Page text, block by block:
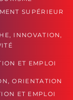
SUPÉRIEUR
INNOVATION,
ET EMPLOI
ORIENTATION
ET EMPLOI